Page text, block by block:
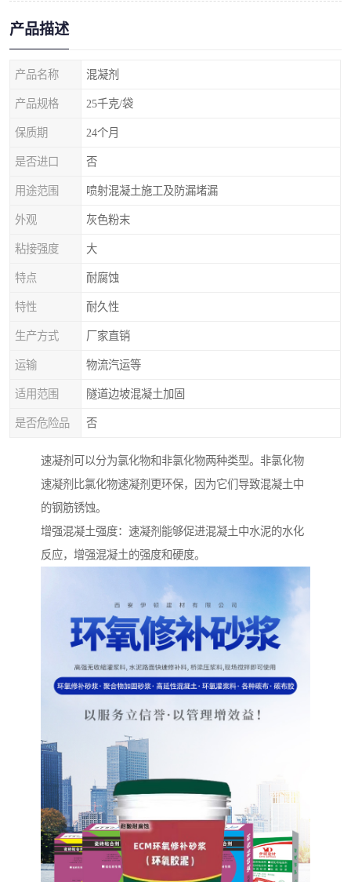
产品描述
产品名称 混凝剂
产品规格 25千克/袋
保质期 24个月
是否进口 否
用途范围 喷射混凝土施工及防漏堵漏
外观 灰色粉末
粘接强度 大
特点 耐腐蚀
特性 耐久性
生产方式 厂家直销
运输 物流汽运等
适用范围 隧道边坡混凝土加固
是否危险品 否
速凝剂可以分为氯化物和非氯化物两种类型。非氯化物
速凝剂比氯化物速凝剂更环保，因为它们导致混凝土中
的钢筋锈蚀。
增强混凝土强度：速凝剂能够促进混凝土中水泥的水化
反应，增强混凝土的强度和硬度。